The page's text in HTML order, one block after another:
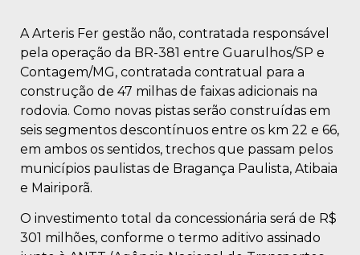
A Arteris Fer gestão não, contratada responsável
pela operação da BR-381 entre Guarulhos/SP e
Contagem/MG, contratada contratual para a
construção de 47 milhas de faixas adicionais na
rodovia. Como novas pistas serão construídas em
seis segmentos descontínuos entre os km 22 e 66,
em ambos os sentidos, trechos que passam pelos
municípios paulistas de Bragança Paulista, Atibaia
e Mairiporã.
O investimento total da concessionária será de R$
301 milhões, conforme o termo aditivo assinado